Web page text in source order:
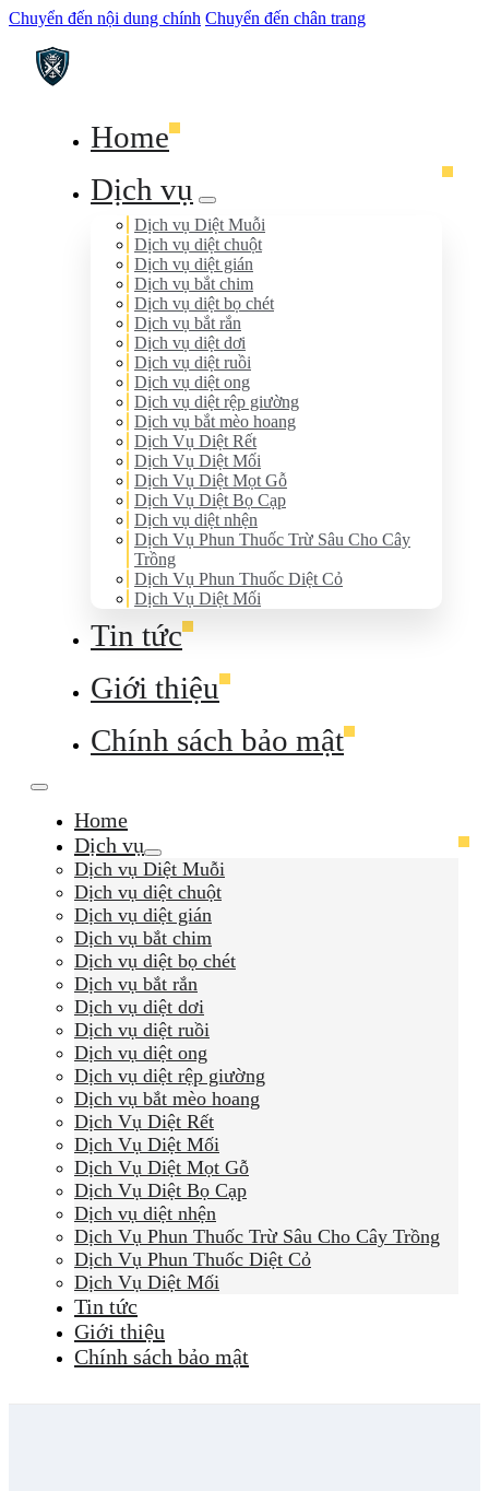
Chuyển đến nội dung chính Chuyển đến chân trang
Home
Dịch vụ
Dịch vụ Diệt Muỗi
Dịch vụ diệt chuột
Dịch vụ diệt gián
Dịch vụ bắt chim
Dịch vụ diệt bọ chét
Dịch vụ bắt rắn
Dịch vụ diệt dơi
Dịch vụ diệt ruồi
Dịch vụ diệt ong
Dịch vụ diệt rệp giường
Dịch vụ bắt mèo hoang
Dịch Vụ Diệt Rết
Dịch Vụ Diệt Mối
Dịch Vụ Diệt Mọt Gỗ
Dịch Vụ Diệt Bọ Cạp
Dịch vụ diệt nhện
Dịch Vụ Phun Thuốc Trừ Sâu Cho Cây
Trồng
Dịch Vụ Phun Thuốc Diệt Cỏ
Dịch Vụ Diệt Mối
Tin tức
Giới thiệu
Chính sách bảo mật
Home
Dịch vụ
Dịch vụ Diệt Muỗi
Dịch vụ diệt chuột
Dịch vụ diệt gián
Dịch vụ bắt chim
Dịch vụ diệt bọ chét
Dịch vụ bắt rắn
Dịch vụ diệt dơi
Dịch vụ diệt ruồi
Dịch vụ diệt ong
Dịch vụ diệt rệp giường
Dịch vụ bắt mèo hoang
Dịch Vụ Diệt Rết
Dịch Vụ Diệt Mối
Dịch Vụ Diệt Mọt Gỗ
Dịch Vụ Diệt Bọ Cạp
Dịch vụ diệt nhện
Dịch Vụ Phun Thuốc Trừ Sâu Cho Cây Trồng
Dịch Vụ Phun Thuốc Diệt Cỏ
Dịch Vụ Diệt Mối
Tin tức
Giới thiệu
Chính sách bảo mật